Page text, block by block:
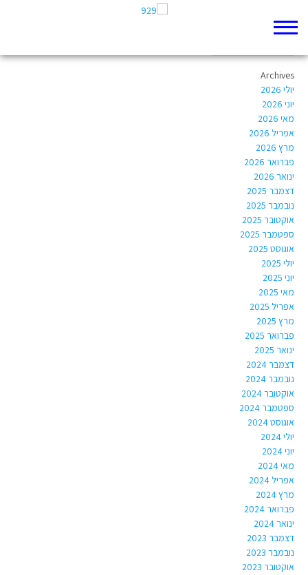
Author Archives:malachi@petrus.co.il
Archives
יולי 2026
יוני 2026
מאי 2026
אפריל 2026
מרץ 2026
פברואר 2026
ינואר 2026
דצמבר 2025
נובמבר 2025
אוקטובר 2025
ספטמבר 2025
אוגוסט 2025
יולי 2025
יוני 2025
מאי 2025
אפריל 2025
מרץ 2025
פברואר 2025
ינואר 2025
דצמבר 2024
נובמבר 2024
אוקטובר 2024
ספטמבר 2024
אוגוסט 2024
יולי 2024
יוני 2024
מאי 2024
אפריל 2024
מרץ 2024
פברואר 2024
ינואר 2024
דצמבר 2023
נובמבר 2023
אוקטובר 2023